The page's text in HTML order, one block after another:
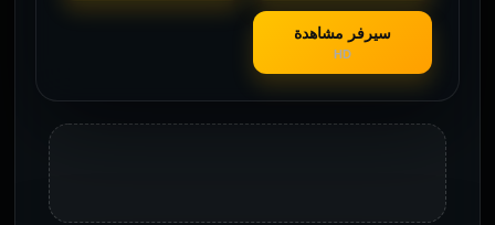
سيرفر مشاهدة
HD